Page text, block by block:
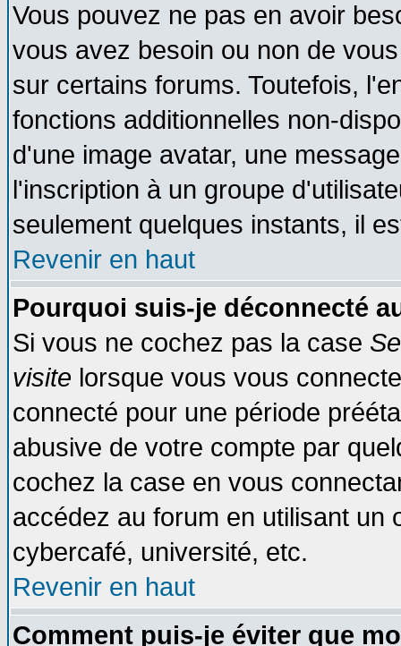
Vous pouvez ne pas en avoir
vous avez besoin ou non de
sur certains forums. Toutefois,
fonctions additionnelles non-
d'une image avatar, une
l'inscription à un groupe
seulement quelques instants, il
Revenir en haut
Pourquoi suis-je déconnecté
Si vous ne cochez pas la case
visite lorsque vous vous
connecté pour une période
abusive de votre compte par
cochez la case en vous
accédez au forum en utilisant un
cybercafé, université, etc.
Revenir en haut
Comment puis-je éviter que